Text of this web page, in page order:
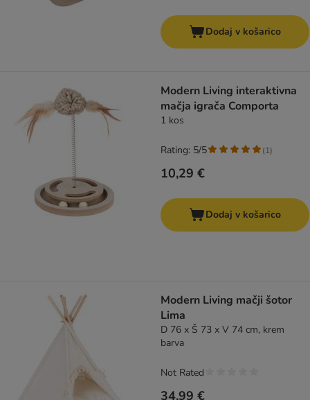
Dodaj v košarico
Modern Living interaktivna
mačja igrača Comporta
1 kos
10,29 €
Rating: 5/5 (1)
Dodaj v košarico
Modern Living mačji šotor
Lima
D 76 x Š 73 x V 74 cm, krem
barva
34,99 €
Not Rated